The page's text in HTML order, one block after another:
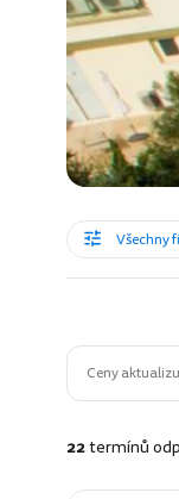
Všechny
Ceny
22termínů